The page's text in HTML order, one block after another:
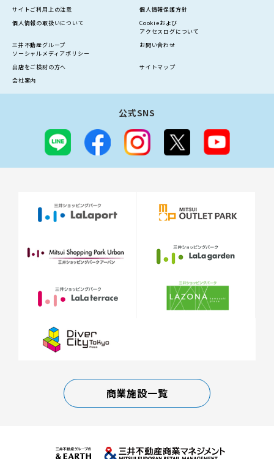
サイトご利用上の注意
個人情報保護方針
個人情報の取扱いについて
Cookieおよび
アクセスログについて
三井不動産グループ
ソーシャルメディアポリシー
お問い合わせ
出店をご検討の方へ
サイトマップ
会社案内
公式SNS
商業施設一覧